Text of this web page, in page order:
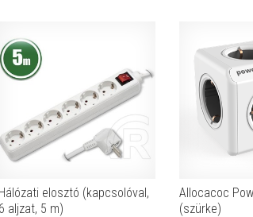
Hálózati elosztó (kapcsolóval,
6 aljzat, 5 m)
Allocacoc
(szürke)